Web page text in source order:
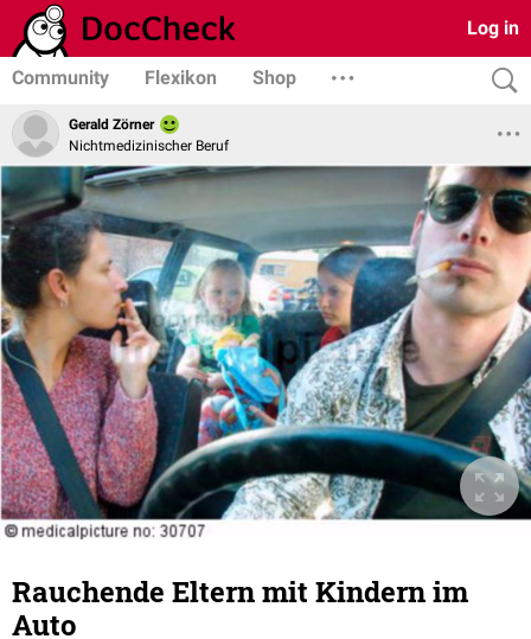
Log in
Community Flexikon Shop
Gerald Zörner
Nichtmedizinischer Beruf
Rauchende Eltern mit Kindern im
Auto